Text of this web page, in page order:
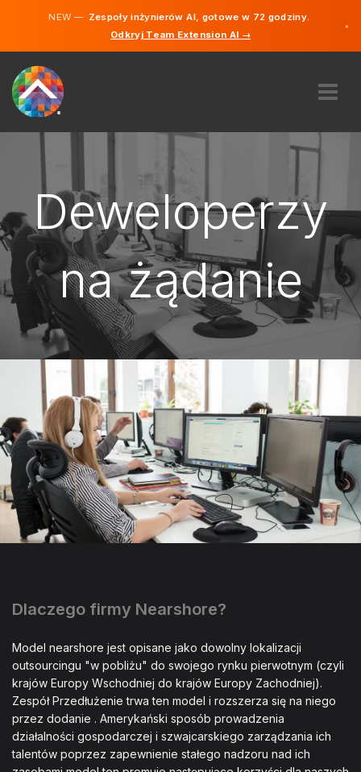
NEW —Zespoły inżynierów AI, gotowe w 72 godziny.
Odkryj Team Extension AI →
×
PRACA
ZATRUDNIĆ
POLSKA
PL
ZACZYNAĆ
Angielski
Deweloperzy
na żądanie
Dlaczego firmy Nearshore?
Model nearshore jest opisane jako dowolny lokalizacji
outsourcingu "w pobliżu" do swojego rynku pierwotnym (czyli
krajów Europy Wschodniej do krajów Europy Zachodniej).
Zespół Przedłużenie trwa ten model i rozszerza się na niego
przez dodanie . Amerykański sposób prowadzenia
działalności gospodarczej i szwajcarskiego zarządzania ich
talentów poprzez zapewnienie stałego nadzoru nad ich